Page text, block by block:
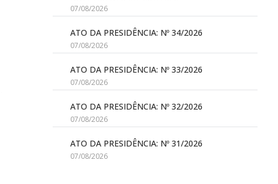
07/08/2026
ATO DA PRESIDÊNCIA: Nº 34/2026
07/08/2026
ATO DA PRESIDÊNCIA: Nº 33/2026
07/08/2026
ATO DA PRESIDÊNCIA: Nº 32/2026
07/08/2026
ATO DA PRESIDÊNCIA: Nº 31/2026
07/08/2026